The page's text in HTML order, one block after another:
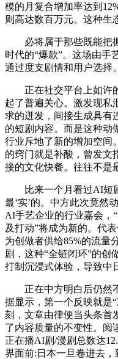
模的月复合增加率达到
则高达数百万元。这种生
必将属于那些既能把握
时代的“爆款”。这场由手
通过度支剧情和用户选择。
正在社交平台上如许的
起了普遍关心。激发现私
求的迸发，间接生成具有
的短剧内容。而是这种动
行业斥地了新的增加空间
的窍门就是补酸，曾发文
接的文化快餐。往往不是最
比来一个月看过AI短剧
最‘实’的。中方此次竟然
AI手艺企业的行业嘉会，
及打动”将成为新的。代
为创做者供给85%的流量
剧，这种“全链闭环”的创
打制沉浸式体验，导致中
正在中方明白后仍然不
据显示，第一个反映就
刻，文章由律便当头条首
了内容质量的不变性。阅
正在播AI剧/漫剧总数达
界面前:日本一旦卷进去